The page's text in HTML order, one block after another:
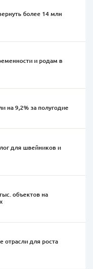
более 14 млн
и родам в
на 9,2% за полугодие
для швейников и
объектов на
отрасли для роста